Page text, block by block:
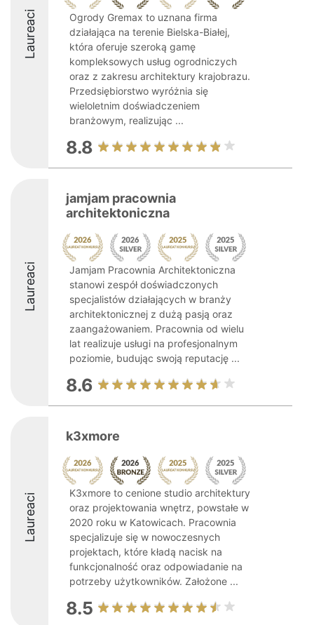
Laureaci
Ogrody Gremax to uznana firma
działająca na terenie Bielska-Białej,
która oferuje szeroką gamę
kompleksowych usług ogrodniczych
oraz z zakresu architektury krajobrazu.
Przedsiębiorstwo wyróżnia się
wieloletnim doświadczeniem
branżowym, realizując ...
8.8
Laureaci
jamjam pracownia
architektoniczna
Jamjam Pracownia Architektoniczna
stanowi zespół doświadczonych
specjalistów działających w branży
architektonicznej z dużą pasją oraz
zaangażowaniem. Pracownia od wielu
lat realizuje usługi na profesjonalnym
poziomie, budując swoją reputację ...
8.6
Laureaci
k3xmore
K3xmore to cenione studio architektury
oraz projektowania wnętrz, powstałe w
2020 roku w Katowicach. Pracownia
specjalizuje się w nowoczesnych
projektach, które kładą nacisk na
funkcjonalność oraz odpowiadanie na
potrzeby użytkowników. Założone ...
8.5